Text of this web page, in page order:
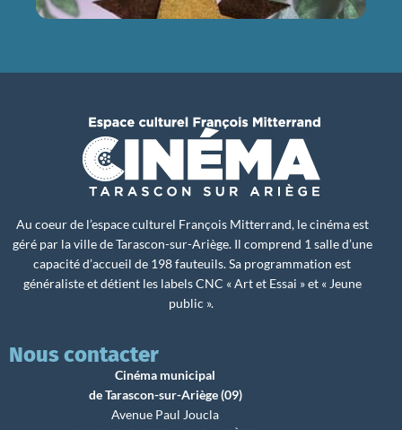
Au coeur de l’espace culturel François Mitterrand, le cinéma est
géré par la ville de Tarascon-sur-Ariège. Il comprend 1 salle d’une
capacité d’accueil de 198 fauteuils. Sa programmation est
généraliste et détient les labels CNC « Art et Essai » et « Jeune
public ».
Nous contacter
Cinéma municipal
de Tarascon-sur-Ariège (09)
Avenue Paul Joucla